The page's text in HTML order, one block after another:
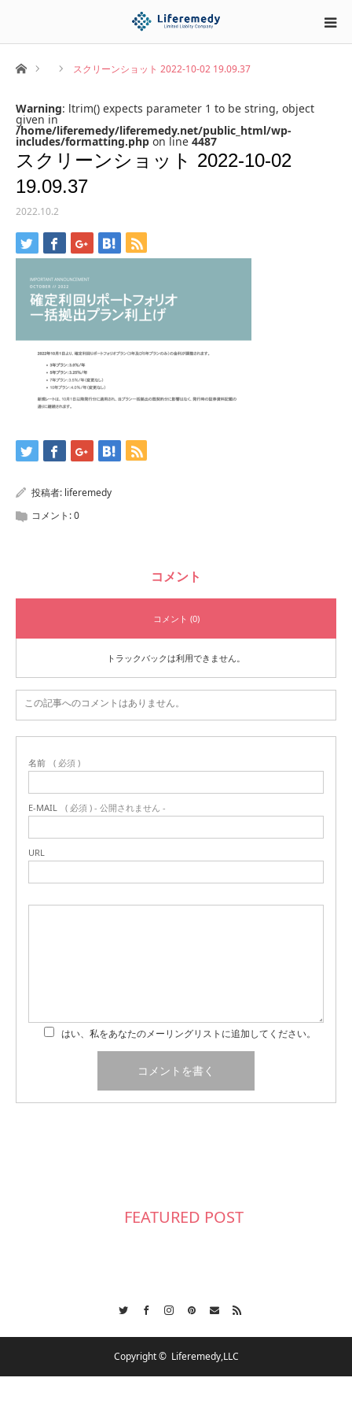
ホーム スクリーンショット 2022-10-02 19.09.37
Warning: ltrim() expects parameter 1 to be string, object
given in
/home/liferemedy/liferemedy.net/public_html/wp-
includes/formatting.php on line 4487
スクリーンショット 2022-10-02
19.09.37
2022.10.2
投稿者: liferemedy
コメント:0
コメント
コメント (0)
トラックバックは利用できません。
この記事へのコメントはありません。
名前 ( 必須 )
E-MAIL ( 必須 ) - 公開されません -
URL
はい、私をあなたのメーリングリストに追加してください。
FEATURED POST
Copyright © Liferemedy,LLC